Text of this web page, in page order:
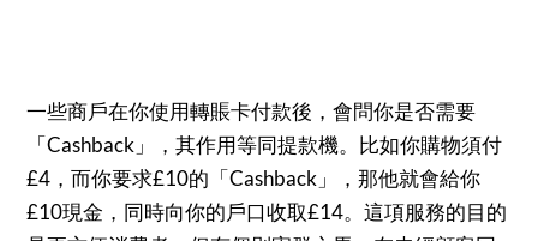
一些商戶在你使用轉賬卡付款後，會問你是否需要
「Cashback」，其作用等同提款機。比如你購物須付
£4，而你要求£10的「Cashback」，那他就會給你
£10現金，同時向你的戶口收取£14。這項服務的目的